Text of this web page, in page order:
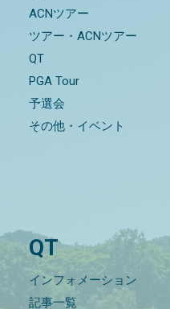
ACNツアー
ツアー・ACNツアー
QT
PGA Tour
予選会
その他・イベント
QT
インフォメーション
記事一覧